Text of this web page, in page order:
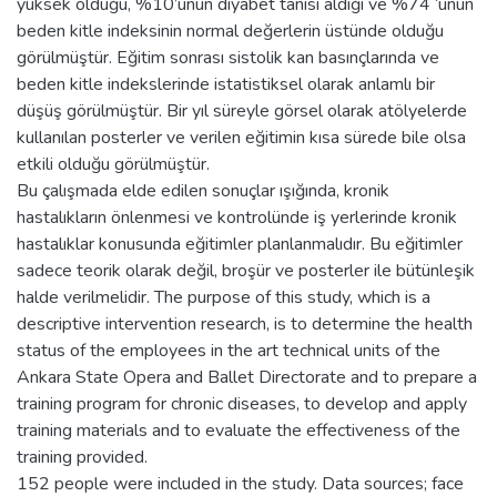
beden kitle indeksinin normal değerlerin üstünde olduğu
görülmüştür. Eğitim sonrası sistolik kan basınçlarında ve
beden kitle indekslerinde istatistiksel olarak anlamlı bir
düşüş görülmüştür. Bir yıl süreyle görsel olarak atölyelerde
kullanılan posterler ve verilen eğitimin kısa sürede bile olsa
etkili olduğu görülmüştür.
Bu çalışmada elde edilen sonuçlar ışığında, kronik
hastalıkların önlenmesi ve kontrolünde iş yerlerinde kronik
hastalıklar konusunda eğitimler planlanmalıdır. Bu eğitimler
sadece teorik olarak değil, broşür ve posterler ile bütünleşik
halde verilmelidir. The purpose of this study, which is a
descriptive intervention research, is to determine the health
status of the employees in the art technical units of the
Ankara State Opera and Ballet Directorate and to prepare a
training program for chronic diseases, to develop and apply
training materials and to evaluate the effectiveness of the
training provided.
152 people were included in the study. Data sources; face